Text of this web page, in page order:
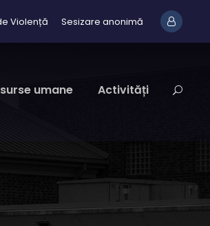
Violență Sesizare anonimă
umane Activități